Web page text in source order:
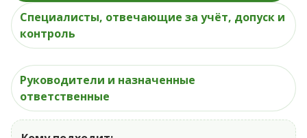
Специалисты, отвечающие за учёт, допуск и
контроль
Руководители и назначенные
ответственные